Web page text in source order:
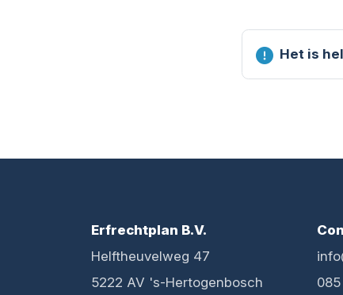
Het is
Erfrechtplan B.V.
Helftheuvelweg 47
5222 AV 's-Hertogenbosch